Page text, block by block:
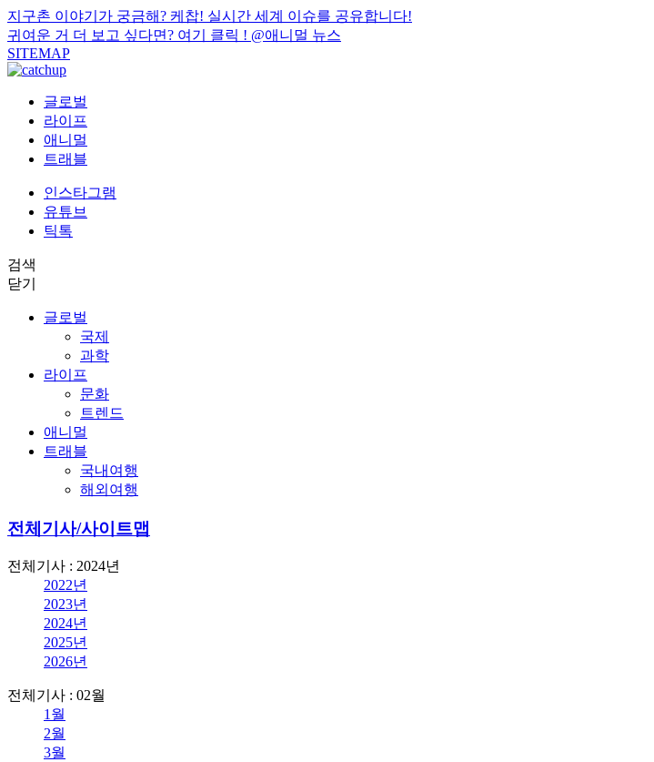
지구촌 이야기가 궁금해? 케찹! 실시간 세계 이슈를 공유합니다!
귀여운 거 더 보고 싶다면? 여기 클릭 ! @애니멀 뉴스
SITEMAP
글로벌
라이프
애니멀
트래블
인스타그램
유튜브
틱톡
검색
닫기
글로벌
국제
과학
라이프
문화
트렌드
애니멀
트래블
국내여행
해외여행
전체기사/사이트맵
전체기사 : 2024년
2022년
2023년
2024년
2025년
2026년
전체기사 : 02월
1월
2월
3월